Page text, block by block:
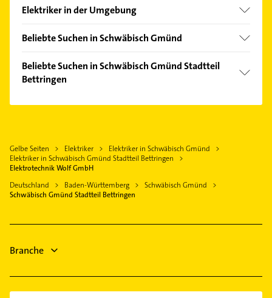
Elektriker in der Umgebung
Alfdorf
Süßen
Eislingen /Fils
Welzheim
Urbach Rems
Geislingen an der Steige
Beliebte Suchen in Schwäbisch Gmünd
Klempner
Sanitärinstallation
Bauunternehmen
Rechtsanwalt
Hausarzt
Beliebte Suchen in Schwäbisch Gmünd Stadtteil
Bettringen
Steuerberater
Hausarzt
Allgemeinarzt
Heizung & Sanitär
Gelbe Seiten Elektriker
Elektriker in Schwäbisch Gmünd
Elektriker in Schwäbisch Gmünd Stadtteil Bettringen
Elektrotechnik Wolf GmbH
Deutschland
Baden-Württemberg
Schwäbisch Gmünd
Schwäbisch Gmünd Stadtteil Bettringen
Branche